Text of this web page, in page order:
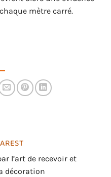
mètre carré.
l’art de recevoir et
décoration